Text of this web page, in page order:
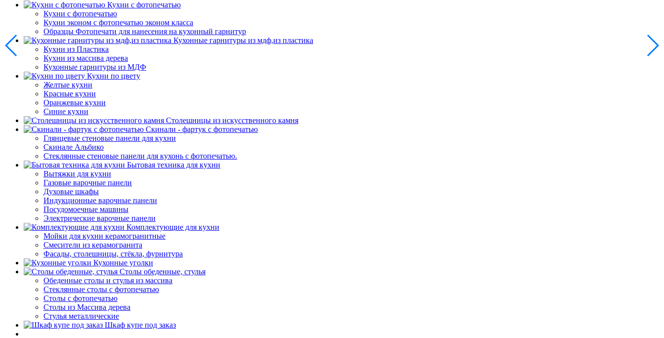
Кухни с фотопечатью
Кухни с фотопечатью
Кухни эконом с фотопечатью эконом класса
Образцы Фотопечати для нанесения на кухонный гарнитур
Кухонные гарнитуры из мдф,из пластика
Кухни из Пластика
Кухни из массива дерева
Кухонные гарнитуры из МДФ
Кухни по цвету
Желтые кухни
Красные кухни
Оранжевые кухни
Синие кухни
Столешницы из искусственного камня
Скинали - фартук с фотопечатью
Глянцевые стеновые панели для кухни
Скинале Альбико
Стеклянные стеновые панели для кухонь с фотопечатью.
Бытовая техника для кухни
Вытяжки для кухни
Газовые варочные панели
Духовые шкафы
Индукционные варочные панели
Посудомоечные машины
Электрические варочные панели
Комплектующие для кухни
Мойки для кухни керамогранитные
Смесители из керамогранита
Фасады, столешницы, стёкла, фурнитура
Кухонные уголки
Столы обеденные, стулья
Обеденные столы и стулья из массива
Стеклянные столы с фотопечатью
Столы с фотопечатью
Столы из Массива дерева
Стулья металлические
Шкаф купе под заказ